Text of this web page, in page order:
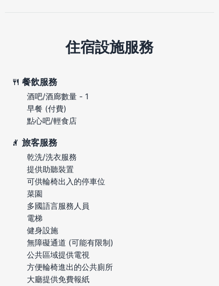
住宿設施服務
餐飲服務
酒吧/酒廊數量 - 1
早餐 (付費)
點心吧/輕食店
旅客服務
乾洗/洗衣服務
提供助聽裝置
可供輪椅出入的停車位
菜園
多國語言服務人員
電梯
健身設施
無障礙通道 (可能有限制)
公共區域提供電視
方便輪椅進出的公共廁所
大廳提供免費報紙